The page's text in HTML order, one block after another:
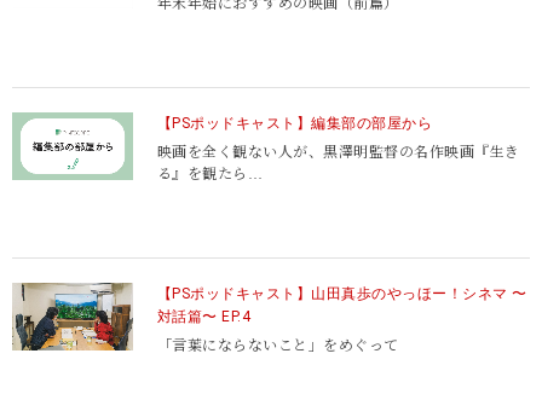
年末年始におすすめの映画（前篇）
【PSポッドキャスト】編集部の部屋から
映画を全く観ない人が、黒澤明監督の名作映画『生き
る』を観たら…
【PSポッドキャスト】山田真歩のやっほー！シネマ 〜
対話篇〜 EP.4
「言葉にならないこと」をめぐって